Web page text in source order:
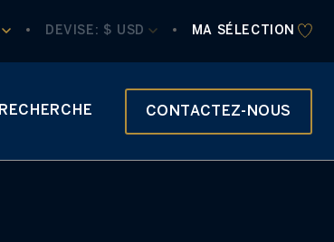
DEVISE: $ USD MA SÉLECTION
RECHERCHE CONTACTEZ-NOUS